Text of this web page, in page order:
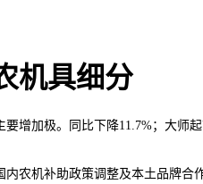
机具细分
加极。同比下降11.7%；大师起
机补助政策调整及本土品牌合